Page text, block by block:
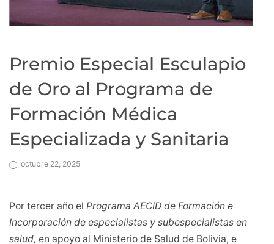
Premio Especial Esculapio
de Oro al Programa de
Formación Médica
Especializada y Sanitaria
octubre 22, 2025
Por tercer año el Programa AECID de Formación e
Incorporación de especialistas y subespecialistas en
salud, en apoyo al Ministerio de Salud de Bolivia, e